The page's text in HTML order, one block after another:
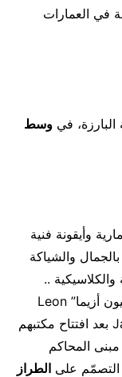
في العمارات
في وسط
وأيقونة فنية
والشياكة
والكلاسيكية ..
فاز مع شركاؤه المعماريين الفرنسيين “ليون أزيما” Leon
Azema و “جاك هاردي” Jacques Hardy بعد افتتاح مكتبهم
تصميم مبنى المحاكم
التصمّم على الطراز